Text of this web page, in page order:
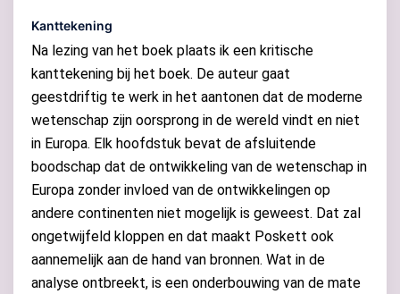
Kanttekening
Na lezing van het boek plaats ik een kritische
kanttekening bij het boek. De auteur gaat
geestdriftig te werk in het aantonen dat de moderne
wetenschap zijn oorsprong in de wereld vindt en niet
in Europa. Elk hoofdstuk bevat de afsluitende
boodschap dat de ontwikkeling van de wetenschap in
Europa zonder invloed van de ontwikkelingen op
andere continenten niet mogelijk is geweest. Dat zal
ongetwijfeld kloppen en dat maakt Poskett ook
aannemelijk aan de hand van bronnen. Wat in de
analyse ontbreekt, is een onderbouwing van de mate